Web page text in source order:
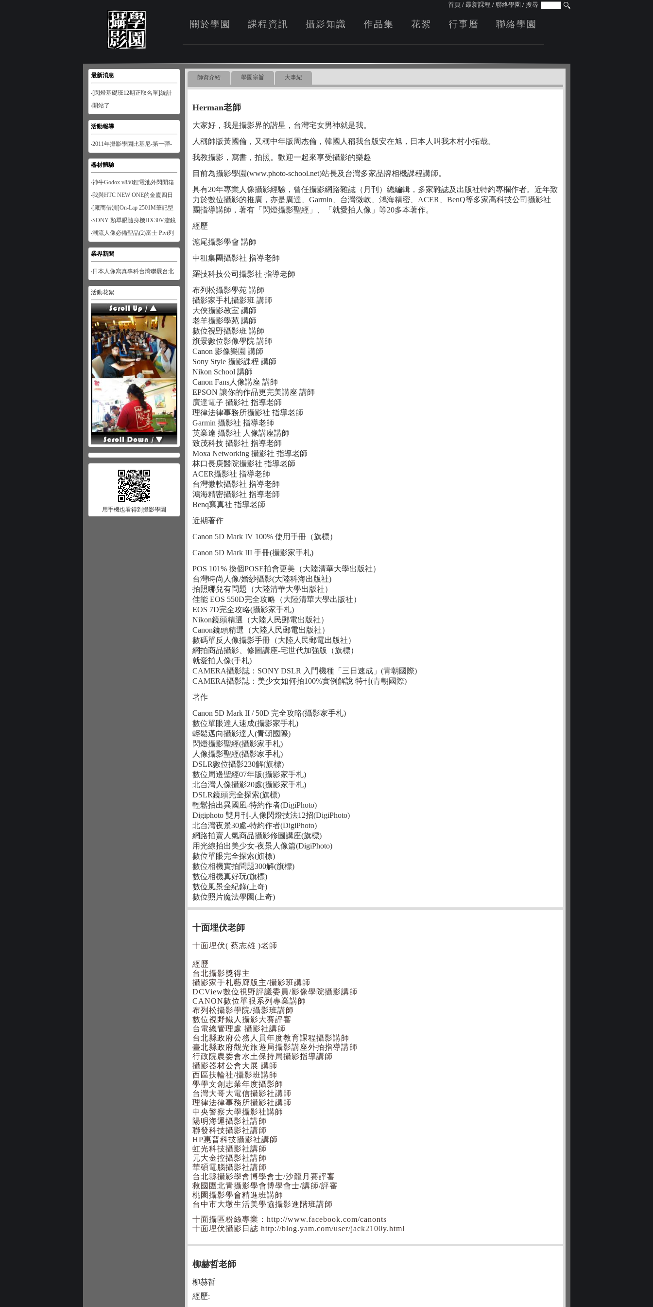
首頁/ 最新課程 / 聯絡學園 / 搜尋
關於學園 課程資訊 攝影知識 作品集 花絮 行事曆 聯絡學園
最新消息
‧[閃燈基礎班12期正取名單]統計
至1月28日
‧開站了
活動報導
‧2011年攝影學園比基尼-第一彈-
南寮風情
器材體驗
‧神牛Godox v850鋰電池外閃開箱
‧我與HTC NEW ONE的金廈四日
遊
‧[廠商借測]On-Lap 2501M筆記型
螢幕開箱試用
‧SONY 類單眼隨身機HX30V濾鏡
功能體驗-人像篇
‧潮流人像必備聖品(2)富士 Pivi列
印機
業界新聞
‧日本人像寫真專科台灣聯展台北
展
活動花絮
用手機也看得到攝影學園
師資介紹 學園宗旨 大事紀
Herman老師
大家好，我是攝影界的諧星，台灣宅女男神就是我。
人稱帥版黃國倫，又稱中年版周杰倫，韓國人稱我台版安在旭，日本人叫我木村小拓哉。
我教攝影，寫書，拍照。歡迎一起來享受攝影的樂趣
目前為攝影學園(www.photo-school.net)站長及台灣多家品牌相機課程講師。
具有20年專業人像攝影經驗，曾任攝影網路雜誌（月刊）總編輯，多家雜誌及出版社特約專欄作者。近年致
力於數位攝影的推廣，亦是廣達、Garmin、台灣微軟、鴻海精密、ACER、BenQ等多家高科技公司攝影社
團指導講師，著有「閃燈攝影聖經」、「就愛拍人像」等20多本著作。
經歷
滬尾攝影學會 講師
中租集團攝影社 指導老師
羅技科技公司攝影社 指導老師
布列松攝影學苑 講師
攝影家手札攝影班 講師
大俠攝影教室 講師
老羊攝影學苑 講師
數位視野攝影班 講師
旗景數位影像學院 講師
Canon 影像樂園 講師
Sony Style 攝影課程 講師
Nikon School 講師
Canon Fans人像講座 講師
EPSON 讓你的作品更完美講座 講師
廣達電子 攝影社 指導老師
理律法律事務所攝影社 指導老師
Garmin 攝影社 指導老師
英業達 攝影社 人像講座講師
致茂科技 攝影社 指導老師
Moxa Networking 攝影社 指導老師
林口長庚醫院攝影社 指導老師
ACER攝影社 指導老師
台灣微軟攝影社 指導老師
鴻海精密攝影社 指導老師
Benq寫真社 指導老師
近期著作
Canon 5D Mark IV 100% 使用手冊（旗標）
Canon 5D Mark III 手冊(攝影家手札)
POS 101% 換個POSE拍會更美（大陸清華大學出版社）
台灣時尚人像/婚紗攝影(大陸科海出版社)
拍照哪兒有問題（大陸清華大學出版社）
佳能 EOS 550D完全攻略（大陸清華大學出版社）
EOS 7D完全攻略(攝影家手札)
Nikon鏡頭精選（大陸人民郵電出版社）
Canon鏡頭精選（大陸人民郵電出版社）
數碼單反人像攝影手冊（大陸人民郵電出版社）
網拍商品攝影、修圖講座-宅世代加強版（旗標）
就愛拍人像(手札)
CAMERA攝影誌：SONY DSLR 入門機種「三日速成」(青朝國際)
CAMERA攝影誌：美少女如何拍100%實例解說 特刊(青朝國際)
著作
Canon 5D Mark II / 50D 完全攻略(攝影家手札)
數位單眼達人速成(攝影家手札)
輕鬆邁向攝影達人(青朝國際)
閃燈攝影聖經(攝影家手札)
人像攝影聖經(攝影家手札)
DSLR數位攝影230解(旗標)
數位周邊聖經07年版(攝影家手札)
北台灣人像攝影20處(攝影家手札)
DSLR鏡頭完全探索(旗標)
輕鬆拍出異國風-特約作者(DigiPhoto)
Digiphoto 雙月刊-人像閃燈技法12招(DigiPhoto)
北台灣夜景30處-特約作者(DigiPhoto)
網路拍賣人氣商品攝影修圖講座(旗標)
用光線拍出美少女-夜景人像篇(DigiPhoto)
數位單眼完全探索(旗標)
數位相機實拍問題300解(旗標)
數位相機真好玩(旗標)
數位風景全紀錄(上奇)
數位照片魔法學園(上奇)
十面埋伏老師
十面埋伏( 蔡志雄 )老師
經歷
台北攝影獎得主
攝影家手札藝廊版主/攝影班講師
DCView數位視野評議委員/影像學院攝影講師
CANON數位單眼系列專業講師
布列松攝影學院/攝影班講師
數位視野鐵人攝影大賽評審
台電總管理處 攝影社講師
台北縣政府公務人員年度教育課程攝影講師
臺北縣政府觀光旅遊局攝影講座外拍指導講師
行政院農委會水土保持局攝影指導講師
攝影器材公會大展 講師
西區扶輪社/攝影班講師
學學文創志業年度攝影師
台灣大哥大電信攝影社講師
理律法律事務所攝影社講師
中央警察大學攝影社講師
陽明海運攝影社講師
聯發科技攝影社講師
HP惠普科技攝影社講師
虹光科技攝影社講師
元大金控攝影社講師
華碩電腦攝影社講師
台北縣攝影學會博學會士/沙龍月賽評審
救國團北青攝影學會博學會士/講師/評審
桃園攝影學會精進班講師
台中市大墩生活美學協攝影進階班講師
十面攝區粉絲專業：http://www.facebook.com/canonts
十面埋伏攝影日誌 http://blog.yam.com/user/jack2100y.html
柳赫哲老師
柳赫哲
經歷: